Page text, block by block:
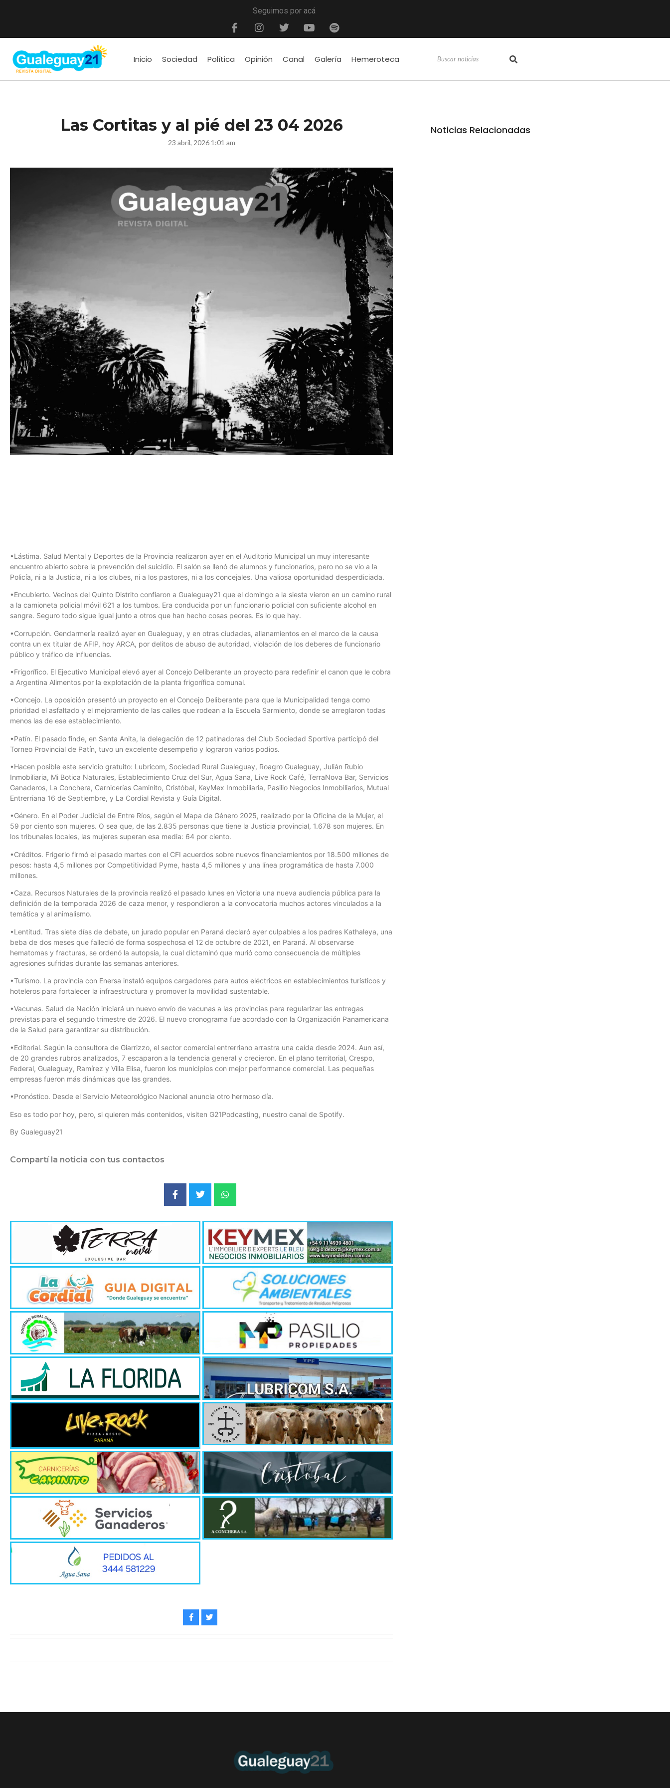
Seguimos por acá
Inicio Sociedad Política Opinión Canal Galería Hemeroteca
Las Cortitas y al pié del 23 04 2026
23 abril, 2026 1:01 am
•Lástima. Salud Mental y Deportes de la Provincia realizaron ayer en el Auditorio Municipal un muy interesante
encuentro abierto sobre la prevención del suicidio. El salón se llenó de alumnos y funcionarios, pero no se vio a la
Policía, ni a la Justicia, ni a los clubes, ni a los pastores, ni a los concejales. Una valiosa oportunidad desperdiciada.
•Encubierto. Vecinos del Quinto Distrito confiaron a Gualeguay21 que el domingo a la siesta vieron en un camino rural
a la camioneta policial móvil 621 a los tumbos. Era conducida por un funcionario policial con suficiente alcohol en
sangre. Seguro todo sigue igual junto a otros que han hecho cosas peores. Es lo que hay.
•Corrupción. Gendarmería realizó ayer en Gualeguay, y en otras ciudades, allanamientos en el marco de la causa
contra un ex titular de AFIP, hoy ARCA, por delitos de abuso de autoridad, violación de los deberes de funcionario
público y tráfico de influencias.
•Frigorífico. El Ejecutivo Municipal elevó ayer al Concejo Deliberante un proyecto para redefinir el canon que le cobra
a Argentina Alimentos por la explotación de la planta frigorífica comunal.
•Concejo. La oposición presentó un proyecto en el Concejo Deliberante para que la Municipalidad tenga como
prioridad el asfaltado y el mejoramiento de las calles que rodean a la Escuela Sarmiento, donde se arreglaron todas
menos las de ese establecimiento.
•Patín. El pasado finde, en Santa Anita, la delegación de 12 patinadoras del Club Sociedad Sportiva participó del
Torneo Provincial de Patín, tuvo un excelente desempeño y lograron varios podios.
•Hacen posible este servicio gratuito: Lubricom, Sociedad Rural Gualeguay, Roagro Gualeguay, Julián Rubio
Inmobiliaria, Mi Botica Naturales, Establecimiento Cruz del Sur, Agua Sana, Live Rock Café, TerraNova Bar, Servicios
Ganaderos, La Conchera, Carnicerías Caminito, Cristóbal, KeyMex Inmobiliaria, Pasilio Negocios Inmobiliarios, Mutual
Entrerriana 16 de Septiembre, y La Cordial Revista y Guía Digital.
•Género. En el Poder Judicial de Entre Ríos, según el Mapa de Género 2025, realizado por la Oficina de la Mujer, el
59 por ciento son mujeres. O sea que, de las 2.835 personas que tiene la Justicia provincial, 1.678 son mujeres. En
los tribunales locales, las mujeres superan esa media: 64 por ciento.
•Créditos. Frigerio firmó el pasado martes con el CFI acuerdos sobre nuevos financiamientos por 18.500 millones de
pesos: hasta 4,5 millones por Competitividad Pyme, hasta 4,5 millones y una línea programática de hasta 7.000
millones.
•Caza. Recursos Naturales de la provincia realizó el pasado lunes en Victoria una nueva audiencia pública para la
definición de la temporada 2026 de caza menor, y respondieron a la convocatoria muchos actores vinculados a la
temática y al animalismo.
•Lentitud. Tras siete días de debate, un jurado popular en Paraná declaró ayer culpables a los padres Kathaleya, una
beba de dos meses que falleció de forma sospechosa el 12 de octubre de 2021, en Paraná. Al observarse
hematomas y fracturas, se ordenó la autopsia, la cual dictaminó que murió como consecuencia de múltiples
agresiones sufridas durante las semanas anteriores.
•Turismo. La provincia con Enersa instaló equipos cargadores para autos eléctricos en establecimientos turísticos y
hoteleros para fortalecer la infraestructura y promover la movilidad sustentable.
•Vacunas. Salud de Nación iniciará un nuevo envío de vacunas a las provincias para regularizar las entregas
previstas para el segundo trimestre de 2026. El nuevo cronograma fue acordado con la Organización Panamericana
de la Salud para garantizar su distribución.
•Editorial. Según la consultora de Giarrizzo, el sector comercial entrerriano arrastra una caída desde 2024. Aun así,
de 20 grandes rubros analizados, 7 escaparon a la tendencia general y crecieron. En el plano territorial, Crespo,
Federal, Gualeguay, Ramírez y Villa Elisa, fueron los municipios con mejor performance comercial. Las pequeñas
empresas fueron más dinámicas que las grandes.
•Pronóstico. Desde el Servicio Meteorológico Nacional anuncia otro hermoso día.
Eso es todo por hoy, pero, si quieren más contenidos, visiten G21Podcasting, nuestro canal de Spotify.
By Gualeguay21
Compartí la noticia con tus contactos
Noticias Relacionadas